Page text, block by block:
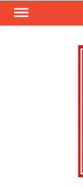
Skip